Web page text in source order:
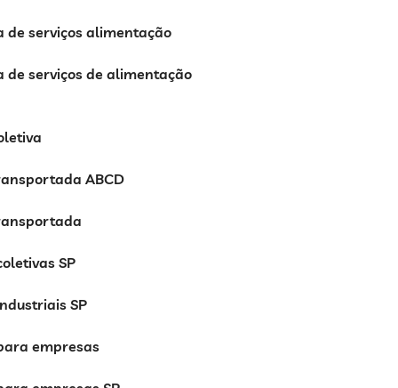
de serviços alimentação
de serviços de alimentação
ABCD
SP
SP
empresas